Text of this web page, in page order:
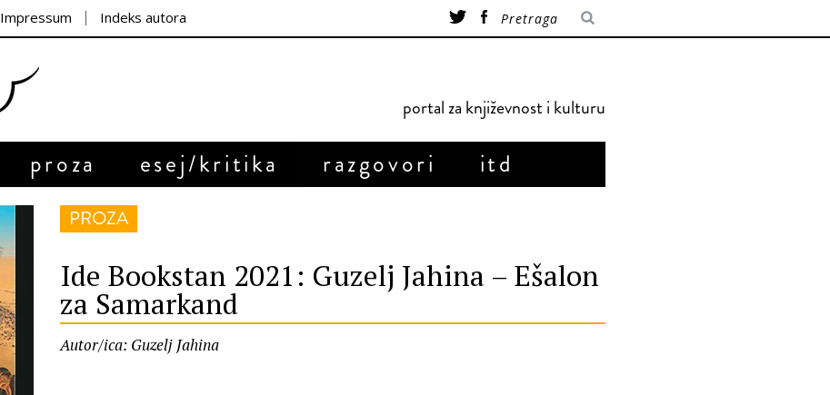
Impressum Indeks autora
portal za književnost i kulturu
proza esej/kritika razgovori itd
PROZA
Ide Bookstan 2021: Guzelj Jahina – Ešalon
za Samarkand
Autor/ica: Guzelj Jahina